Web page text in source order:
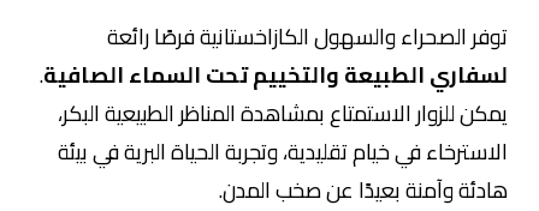
توفر الصحراء والسهول الكازاخستانية فرصًا رائعة
لسفاري الطبيعة والتخييم تحت السماء الصافية.
يمكن للزوار الاستمتاع بمشاهدة المناظر الطبيعية البكر،
الاسترخاء في خيام تقليدية، وتجربة الحياة البرية في بيئة
هادئة وآمنة بعيدًا عن صخب المدن.